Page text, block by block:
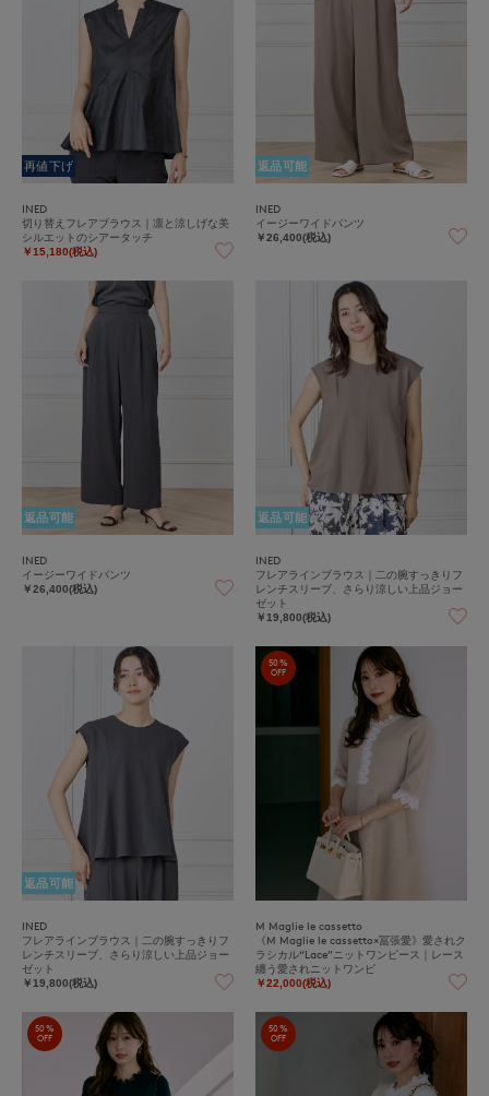
再値下げ
INED
切り替えフレアブラウス｜凛と涼しげな美
シルエットのシアータッチ
￥15,180(税込)
返品可能
INED
イージーワイドパンツ
￥26,400(税込)
返品可能
INED
イージーワイドパンツ
￥26,400(税込)
返品可能
INED
フレアラインブラウス｜二の腕すっきりフ
レンチスリーブ、さらり涼しい上品ジョー
ゼット
￥19,800(税込)
返品可能
INED
フレアラインブラウス｜二の腕すっきりフ
レンチスリーブ、さらり涼しい上品ジョー
ゼット
￥19,800(税込)
50%
OFF
M Maglie le cassetto
《M Maglie le cassetto×冨張愛》愛されク
ラシカル“Lace”ニットワンピース｜レース
纏う愛されニットワンピ
￥22,000(税込)
50%
OFF
50%
OFF